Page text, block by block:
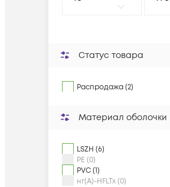
Статус товара
Распродажа (2)
Материал оболочки
LSZH (6)
PE (0)
PVC (1)
нг(А)-HFLTx (0)